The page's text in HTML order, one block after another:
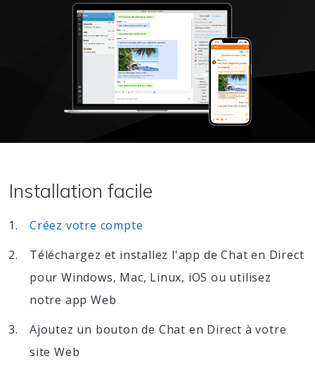
Installation facile
Créez votre compte
Téléchargez et installez l'app de Chat en Direct
pour Windows, Mac, Linux, iOS ou utilisez
notre app Web
Ajoutez un bouton de Chat en Direct à votre
site Web